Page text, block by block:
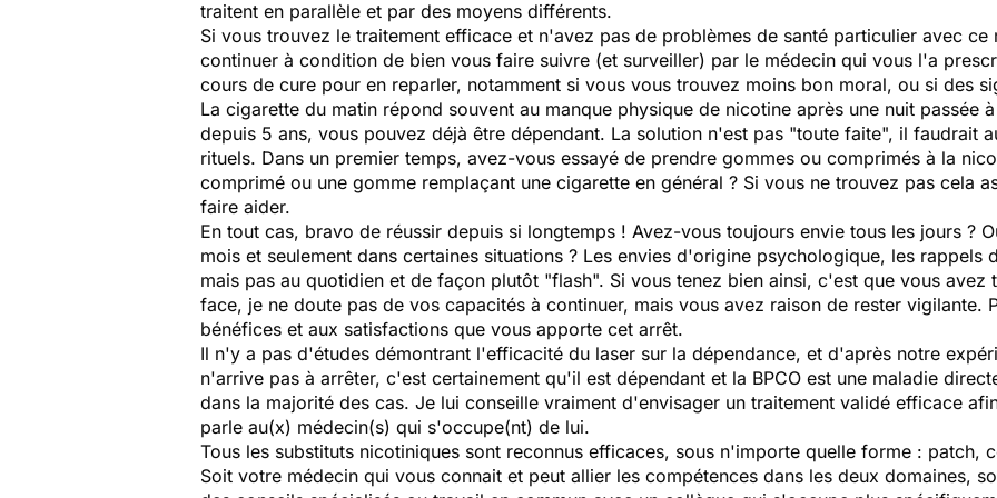
traitent en parallèle et par des moyens différents.
Si vous trouvez le traitement efficace et n'avez pas de problèmes de santé particulier avec
continuer à condition de bien vous faire suivre (et surveiller) par le médecin qui vous l'a
cours de cure pour en reparler, notamment si vous vous trouvez moins bon moral, ou si des
La cigarette du matin répond souvent au manque physique de nicotine après une nuit passée
depuis 5 ans, vous pouvez déjà être dépendant. La solution n'est pas "toute faite", il faudrait
rituels. Dans un premier temps, avez-vous essayé de prendre gommes ou comprimés à la
comprimé ou une gomme remplaçant une cigarette en général ? Si vous ne trouvez pas cela
faire aider.
En tout cas, bravo de réussir depuis si longtemps ! Avez-vous toujours envie tous les jours ?
mois et seulement dans certaines situations ? Les envies d'origine psychologique, les rappels
mais pas au quotidien et de façon plutôt "flash". Si vous tenez bien ainsi, c'est que vous avez
face, je ne doute pas de vos capacités à continuer, mais vous avez raison de rester vigilante.
bénéfices et aux satisfactions que vous apporte cet arrêt.
Il n'y a pas d'études démontrant l'efficacité du laser sur la dépendance, et d'après notre
n'arrive pas à arrêter, c'est certainement qu'il est dépendant et la BPCO est une maladie
dans la majorité des cas. Je lui conseille vraiment d'envisager un traitement validé efficace
parle au(x) médecin(s) qui s'occupe(nt) de lui.
Tous les substituts nicotiniques sont reconnus efficaces, sous n'importe quelle forme : patch,
Soit votre médecin qui vous connait et peut allier les compétences dans les deux domaines,